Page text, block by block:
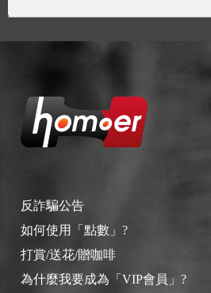
反詐騙公告
如何使用「點數」?
打賞/送花/贈咖啡
為什麼我要成為「VIP會員」?